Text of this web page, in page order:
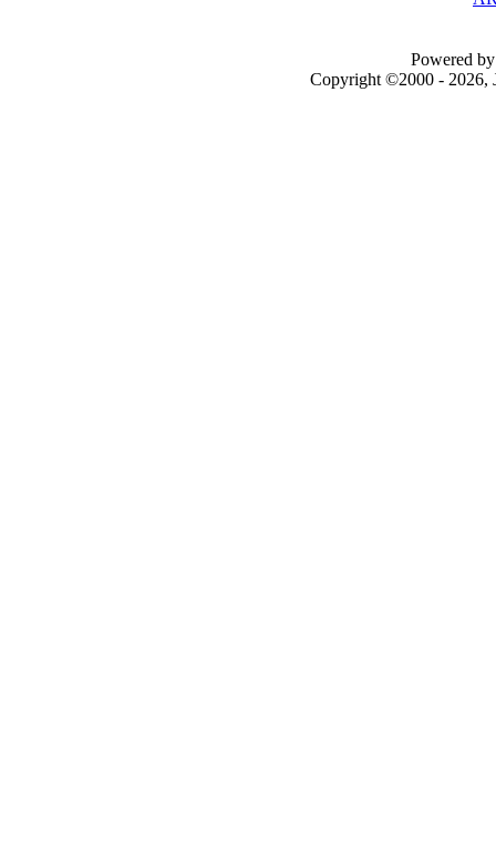
Powered
Copyright ©2000 - 2026,